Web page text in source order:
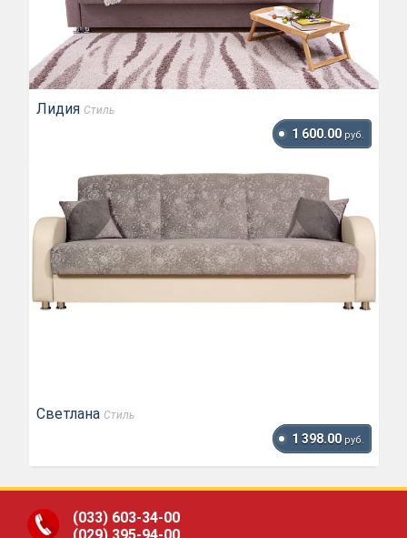
Лидия Стиль
1 600.00 руб.
Светлана Стиль
1 398.00 руб.
(033) 603-34-00
(029) 395-94-00